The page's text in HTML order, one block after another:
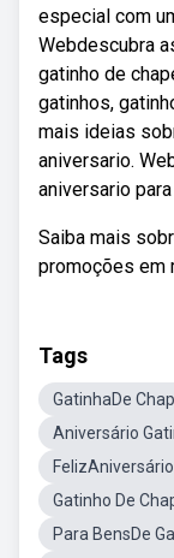
especial com
Webdescubra
gatinho de
gatinhos,
mais ideias
aniversario.
aniversario
Saiba mais
promoções em
Tags
GatinhaDe
Aniversário
Gatinho De
Para BensDe